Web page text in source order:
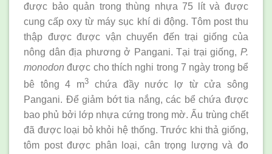
được bảo quản trong thùng nhựa 75 lít và được
cung cấp oxy từ máy sục khí di động. Tôm post thu
thập được được vận chuyển đến trại giống của
nông dân địa phương ở Pangani. Tại trại giống, P.
monodon được cho thích nghi trong 7 ngày trong bể
bê tông 4 m3 chứa đầy nước lợ từ cửa sông
Pangani. Để giảm bớt tia nắng, các bể chứa được
bao phủ bởi lớp nhựa cứng trong mờ. Ấu trùng chết
đã được loại bỏ khỏi hệ thống. Trước khi thả giống,
tôm post được phân loại, cân trọng lượng và đo